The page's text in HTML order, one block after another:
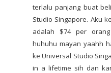
terlalu panjang buat
Studio Singapore. Aku
adalah $74 per
huhuhu mayan yaahh
ke Universal Studio
in a lifetime sih dan